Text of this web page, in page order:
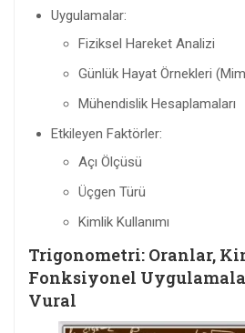
Uygulamalar:
Fiziksel Hareket Analizi
Günlük Hayat Örnekleri
Mühendislik Hesaplamaları
Etkileyen Faktörler:
Açı Ölçüsü
Üçgen Türü
Kimlik Kullanımı
Trigonometri: Oranlar,
Fonksiyonel
Vural